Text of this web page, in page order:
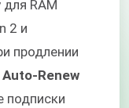
RAM
2 и
продлении
Renew
подписки